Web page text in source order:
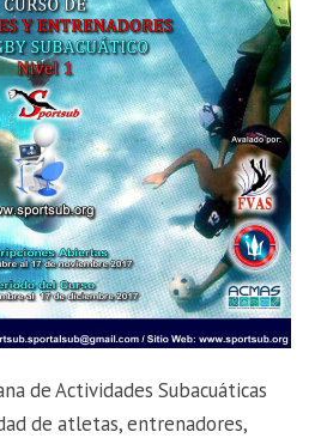
de Actividades Subacuáticas
de atletas, entrenadores,